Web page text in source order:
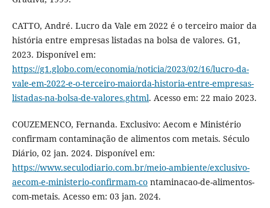
CATTO, André. Lucro da Vale em 2022 é o terceiro maior da
história entre empresas listadas na bolsa de valores. G1,
2023. Disponível em:
https://g1.globo.com/economia/noticia/2023/02/16/lucro-da-
vale-em-2022-e-o-terceiro-maiorda-historia-entre-empresas-
listadas-na-bolsa-de-valores.ghtml. Acesso em: 22 maio 2023.
COUZEMENCO, Fernanda. Exclusivo: Aecom e Ministério
confirmam contaminação de alimentos com metais. Século
Diário, 02 jan. 2024. Disponível em:
https://www.seculodiario.com.br/meio-ambiente/exclusivo-
aecom-e-ministerio-confirmam-contaminacao-de-alimentos-
com-metais. Acesso em: 03 jan. 2024.